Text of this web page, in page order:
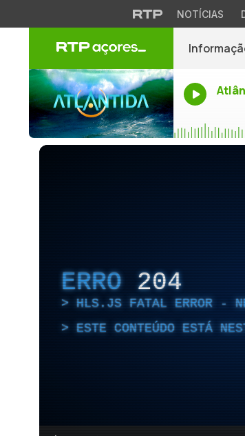
NOTÍCIAS
ERRO 204
HLS.JS FATAL ERROR -
ESTE CONTEÚDO ESTÁ